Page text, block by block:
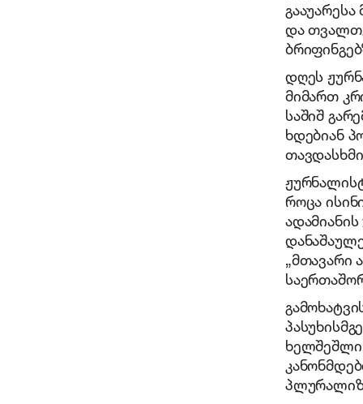
და
დღეს
მიმართ
საშიშ
ხდებიან
როცა
„მთავარი